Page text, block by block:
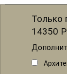
Только
14350